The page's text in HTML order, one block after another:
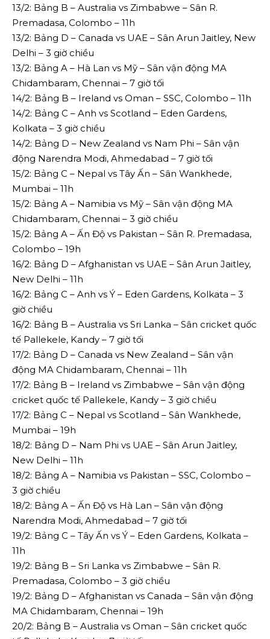
13/2: Bảng B – Australia vs Zimbabwe – Sân R.
Premadasa, Colombo – 11h
13/2: Bảng D – Canada vs UAE – Sân Arun Jaitley, New
Delhi – 3 giờ chiều
13/2: Bảng A – Hà Lan vs Mỹ – Sân vận động MA
Chidambaram, Chennai – 7 giờ tối
14/2: Bảng B – Ireland vs Oman – SSC, Colombo – 11h
14/2: Bảng C – Anh vs Scotland – Eden Gardens,
Kolkata – 3 giờ chiều
14/2: Bảng D – New Zealand vs Nam Phi – Sân vận
động Narendra Modi, Ahmedabad – 7 giờ tối
15/2: Bảng C – Nepal vs Tây Ấn – Sân Wankhede,
Mumbai – 11h
15/2: Bảng A – Namibia vs Mỹ – Sân vận động MA
Chidambaram, Chennai – 3 giờ chiều
15/2: Bảng A – Ấn Độ vs Pakistan – Sân R. Premadasa,
Colombo – 19h
16/2: Bảng D – Afghanistan vs UAE – Sân Arun Jaitley,
New Delhi – 11h
16/2: Bảng C – Anh vs Ý – Eden Gardens, Kolkata – 3
giờ chiều
16/2: Bảng B – Australia vs Sri Lanka – Sân cricket quốc
tế Pallekele, Kandy – 7 giờ tối
17/2: Bảng D – Canada vs New Zealand – Sân vận
động MA Chidambaram, Chennai – 11h
17/2: Bảng B – Ireland vs Zimbabwe – Sân vận động
cricket quốc tế Pallekele, Kandy – 3 giờ chiều
17/2: Bảng C – Nepal vs Scotland – Sân Wankhede,
Mumbai – 19h
18/2: Bảng D – Nam Phi vs UAE – Sân Arun Jaitley,
New Delhi – 11h
18/2: Bảng A – Namibia vs Pakistan – SSC, Colombo –
3 giờ chiều
18/2: Bảng A – Ấn Độ vs Hà Lan – Sân vận động
Narendra Modi, Ahmedabad – 7 giờ tối
19/2: Bảng C – Tây Ấn vs Ý – Eden Gardens, Kolkata –
11h
19/2: Bảng B – Sri Lanka vs Zimbabwe – Sân R.
Premadasa, Colombo – 3 giờ chiều
19/2: Bảng D – Afghanistan vs Canada – Sân vận động
MA Chidambaram, Chennai – 19h
20/2: Bảng B – Australia vs Oman – Sân cricket quốc